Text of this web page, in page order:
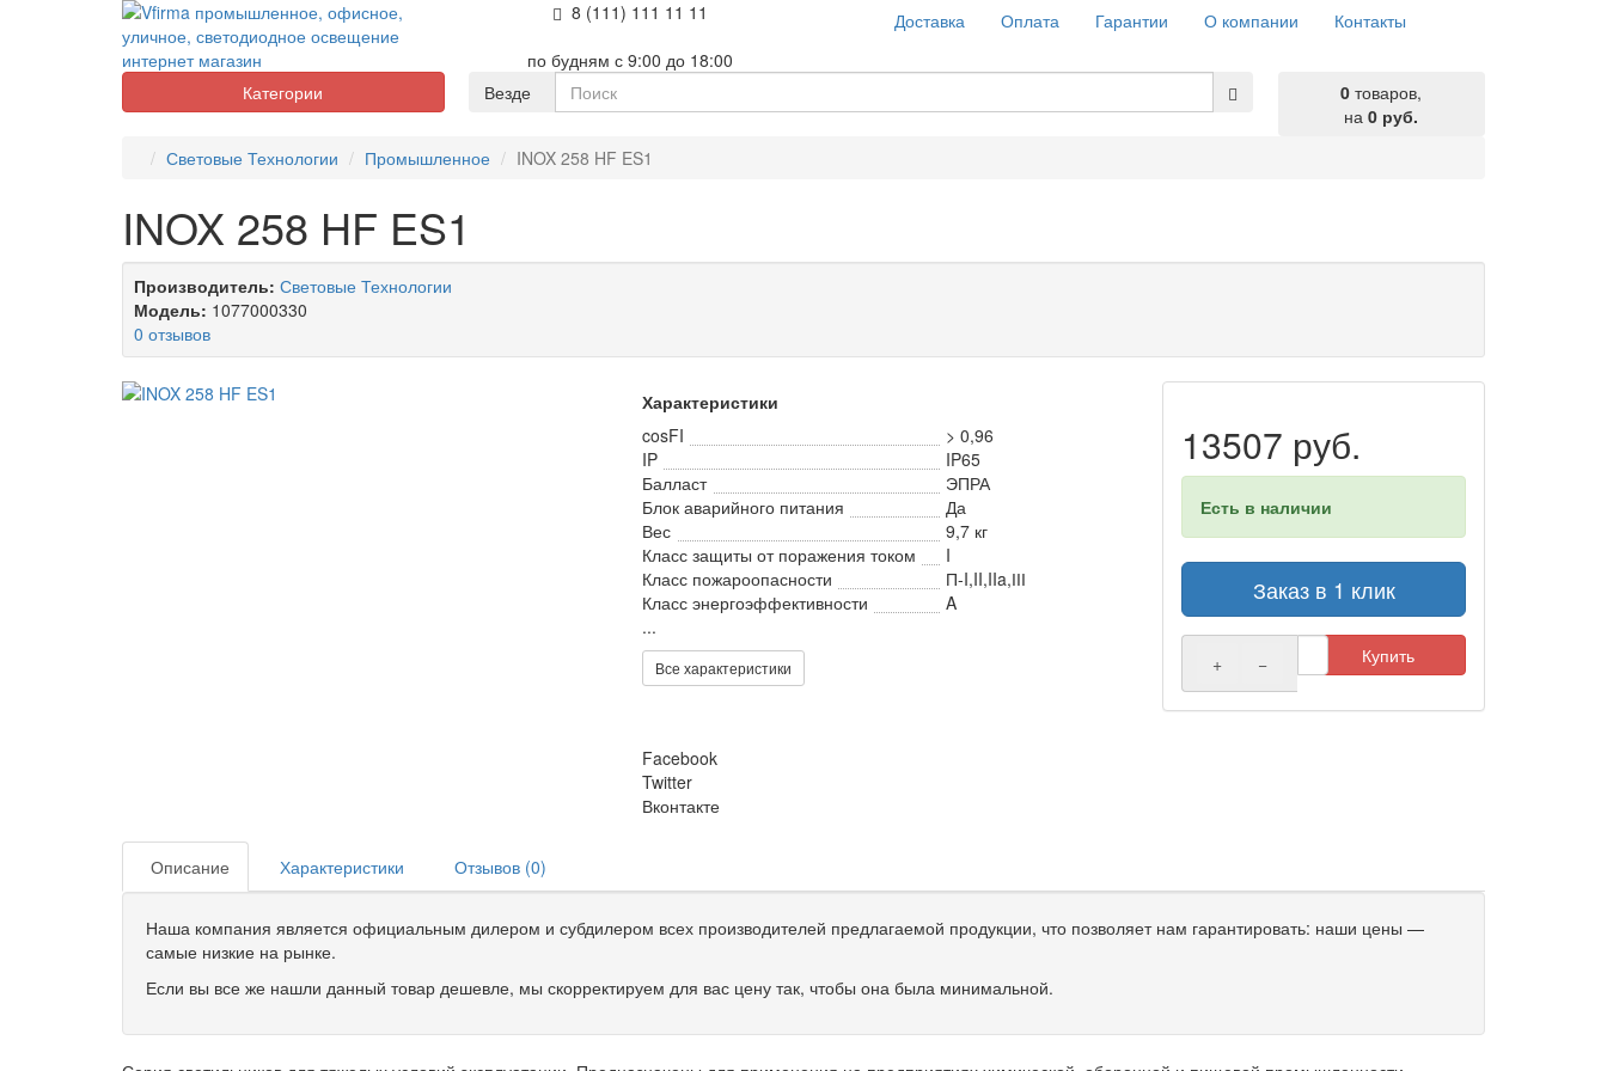
8 (111) 111 11 11
по будням с 9:00 до 18:00
Доставка Оплата Гарантии О компании Контакты
Везде 0 товаров,
на0 руб.
Категории
Световые Технологии Промышленное INOX 258 HF ES1
INOX 258 HF ES1
Производитель: Световые Технологии
Модель: 1077000330
0 отзывов
Характеристики
cosFI
> 0,96
IP
IP65
Балласт
ЭПРА
Блок аварийного питания
Да
Вес
9,7 кг
Класс защиты от поражения током
I
Класс пожароопасности
П-I,II,IIa,ІІІ
Класс энергоэффективности
A
...
Все характеристики
Facebook
Twitter
Вконтакте
13507 руб.
Есть в наличии
Заказ в 1 клик
+ − Купить
Описание Характеристики Отзывов (0)
Наша компания является официальным дилером и субдилером всех производителей предлагаемой продукции, что позволяет нам гарантировать: наши цены —
самые низкие на рынке.
Если вы все же нашли данный товар дешевле, мы скорректируем для вас цену так, чтобы она была минимальной.